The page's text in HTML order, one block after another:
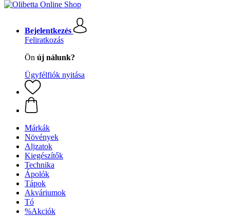
Bejelentkezés
Feliratkozás
Ön új nálunk?
Ügyfélfiók nyitása
Márkák
Növények
Aljzatok
Kiegészítők
Technika
Ápolók
Tápok
Akváriumok
Tó
%Akciók